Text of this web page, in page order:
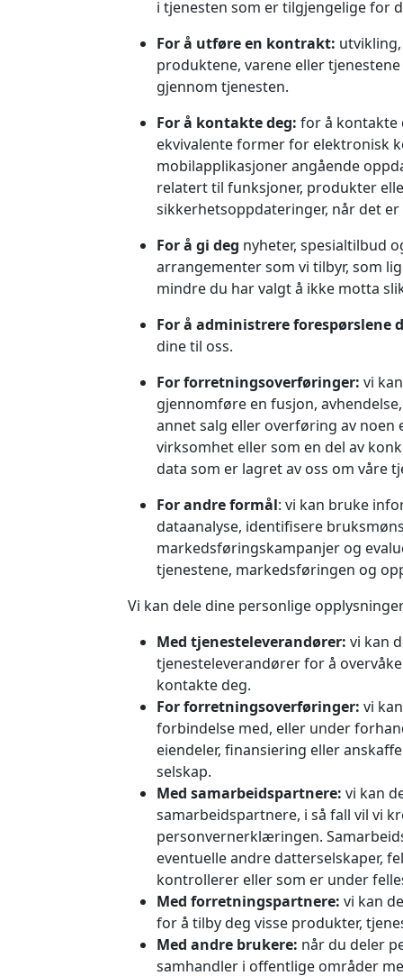
i tjenesten som er tilgjengelige for
For å utføre en kontrakt:
produktene, varene eller
gjennom tjenesten.
For å kontakte deg: for å kontakte
ekvivalente former for elektronisk
mobilapplikasjoner angående
relatert til funksjoner, produkter
sikkerhetsoppdateringer, når det
For å gi deg nyheter, spesialtilbud
arrangementer som vi tilbyr, som
mindre du har valgt å ikke motta
For å administrere forespørslene
dine til oss.
For forretningsoverføringer: vi
gjennomføre en fusjon,
annet salg eller overføring av noen
virksomhet eller som en del av
data som er lagret av oss om våre
For andre formål: vi kan bruke
dataanalyse, identifisere
markedsføringskampanjer og
tjenestene, markedsføringen og
Vi kan dele dine personlige
Med tjenesteleverandører: vi kan
tjenesteleverandører for å
kontakte deg.
For forretningsoverføringer: vi
forbindelse med, eller under
eiendeler, finansiering eller
selskap.
Med samarbeidspartnere: vi kan
samarbeidspartnere, i så fall vil vi
personvernerklæringen.
eventuelle andre datterselskaper,
kontrollerer eller som er under
Med forretningspartnere: vi kan
for å tilby deg visse produkter,
Med andre brukere: når du deler
samhandler i offentlige områder